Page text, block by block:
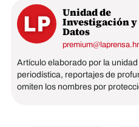
Unidad de
Investigación y
Datos
Artículo elaborado por la
periodística, reportajes de
omiten los nombres por